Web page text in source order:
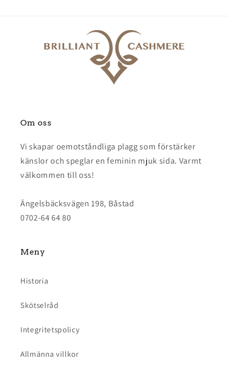
Om oss
Vi skapar oemotståndliga plagg som förstärker
känslor och speglar en feminin mjuk sida. Varmt
välkommen till oss!
Ängelsbäcksvägen 198, Båstad
0702-64 64 80
Meny
Historia
Skötselråd
Integritetspolicy
Allmänna villkor